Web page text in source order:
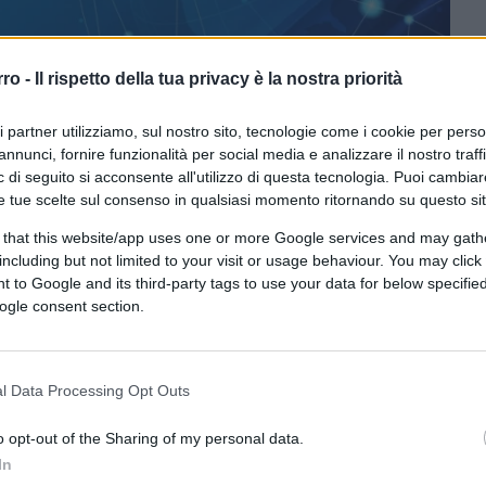
- Il rispetto della tua privacy è la nostra priorità
partner utilizziamo, sul nostro sito, tecnologie come i cookie per
fornire funzionalità per social media e analizzare il nostro
di seguito si acconsente all'utilizzo di questa tecnologia. Puoi
tue scelte sul consenso in qualsiasi momento ritornando su questo
that this website/app uses one or more Google services and may
but not limited to your visit or usage behaviour. You may
to Google and its third-party tags to use your data for below
consent section.
Data Processing Opt Outs
opt-out of the Sharing of my personal data.
CLICCA QUI
che l’associazione
sul suo sito avrebbe “raccolto in un
o discriminazione su base razziale
pretese statistiche o scientifiche”,
del nostro Paese”. Incuriositi,